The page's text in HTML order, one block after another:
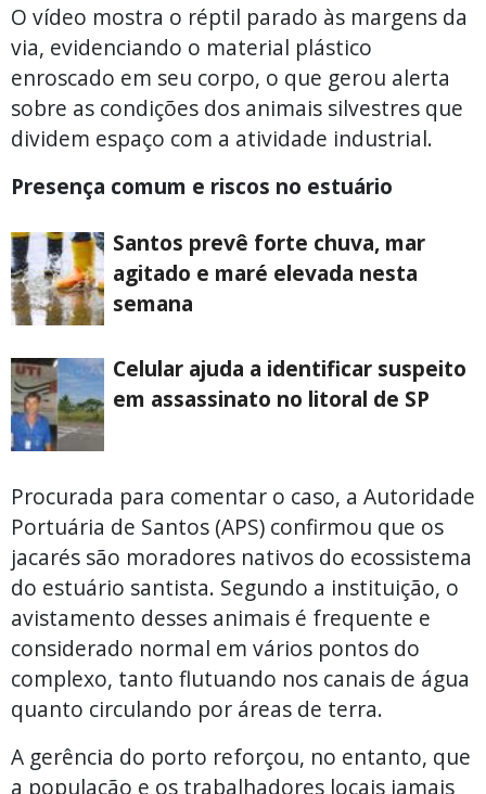
O vídeo mostra o réptil parado às margens da
via, evidenciando o material plástico
enroscado em seu corpo, o que gerou alerta
sobre as condições dos animais silvestres que
dividem espaço com a atividade industrial.
Presença comum e riscos no estuário
Santos prevê forte chuva, mar
agitado e maré elevada nesta
semana
Celular ajuda a identificar suspeito
em assassinato no litoral de SP
Procurada para comentar o caso, a Autoridade
Portuária de Santos (APS) confirmou que os
jacarés são moradores nativos do ecossistema
do estuário santista. Segundo a instituição, o
avistamento desses animais é frequente e
considerado normal em vários pontos do
complexo, tanto flutuando nos canais de água
quanto circulando por áreas de terra.
A gerência do porto reforçou, no entanto, que
a população e os trabalhadores locais jamais